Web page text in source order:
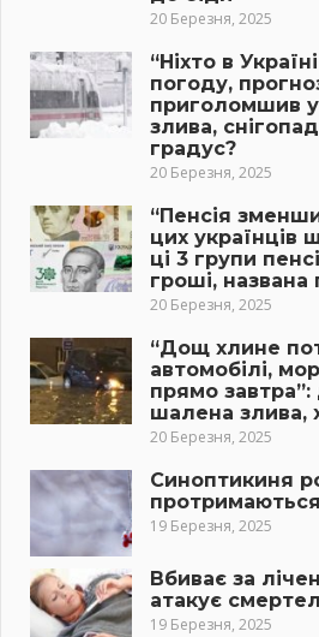
20 Березня, 2025
“Ніхто в
погоду,
приголомшив
злива,
градус?
20 Березня, 2025
“Пенсія
цих українців
ці 3 групи
гроші, названа
20 Березня, 2025
“Дощ хлине
автомобілі,
прямо завтра”:
шалена злива,
20 Березня, 2025
Синоптикиня
19 Березня, 2025
Вбиває за
атакує
19 Березня, 2025